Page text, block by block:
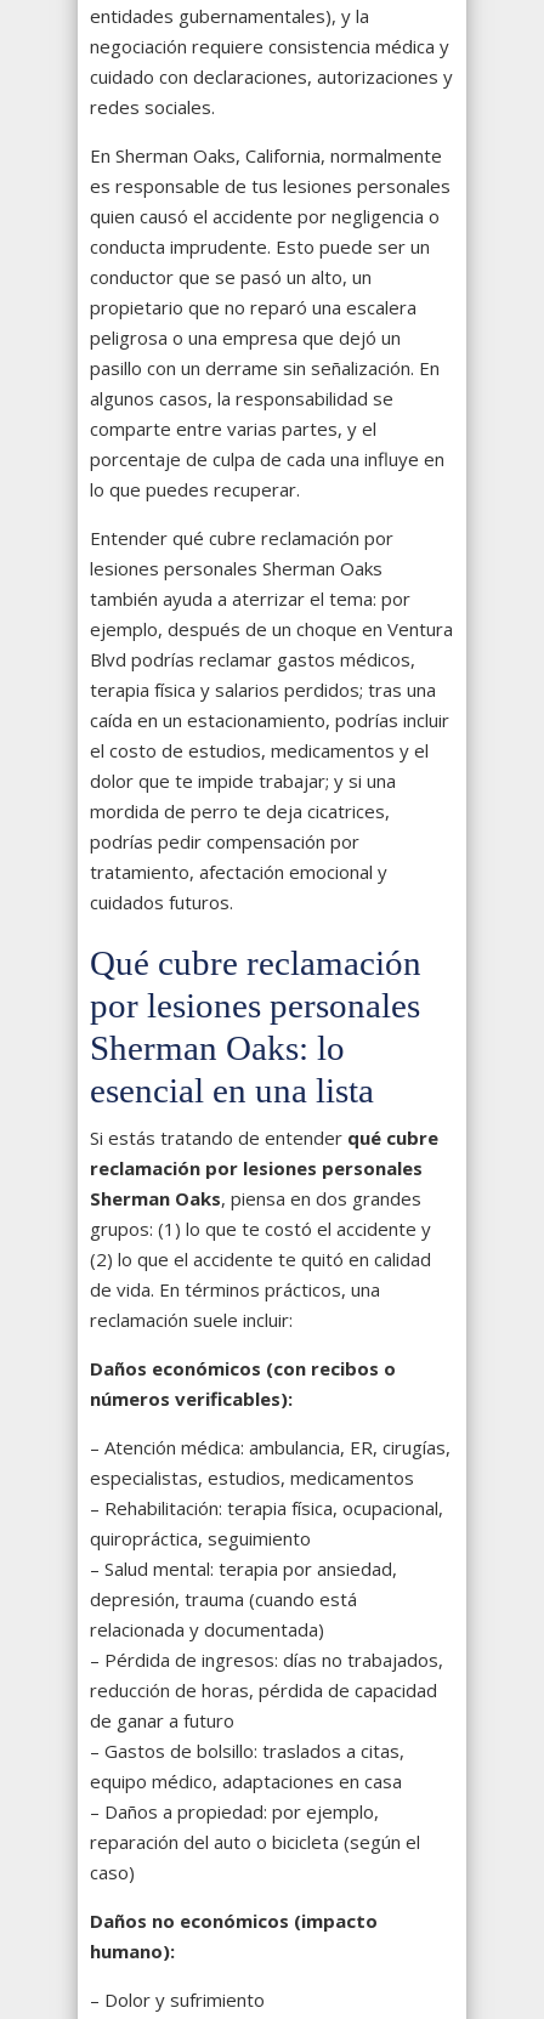
entidades gubernamentales), y la
negociación requiere consistencia médica y
cuidado con declaraciones, autorizaciones y
redes sociales.
En Sherman Oaks, California, normalmente
es responsable de tus lesiones personales
quien causó el accidente por negligencia o
conducta imprudente. Esto puede ser un
conductor que se pasó un alto, un
propietario que no reparó una escalera
peligrosa o una empresa que dejó un
pasillo con un derrame sin señalización. En
algunos casos, la responsabilidad se
comparte entre varias partes, y el
porcentaje de culpa de cada una influye en
lo que puedes recuperar.
Entender qué cubre reclamación por
lesiones personales Sherman Oaks
también ayuda a aterrizar el tema: por
ejemplo, después de un choque en Ventura
Blvd podrías reclamar gastos médicos,
terapia física y salarios perdidos; tras una
caída en un estacionamiento, podrías incluir
el costo de estudios, medicamentos y el
dolor que te impide trabajar; y si una
mordida de perro te deja cicatrices,
podrías pedir compensación por
tratamiento, afectación emocional y
cuidados futuros.
Qué cubre reclamación
por lesiones personales
Sherman Oaks: lo
esencial en una lista
Si estás tratando de entender qué cubre
reclamación por lesiones personales
Sherman Oaks, piensa en dos grandes
grupos: (1) lo que te costó el accidente y
(2) lo que el accidente te quitó en calidad
de vida. En términos prácticos, una
reclamación suele incluir:
Daños económicos (con recibos o
números verificables):
– Atención médica: ambulancia, ER, cirugías,
especialistas, estudios, medicamentos
– Rehabilitación: terapia física, ocupacional,
quiropráctica, seguimiento
– Salud mental: terapia por ansiedad,
depresión, trauma (cuando está
relacionada y documentada)
– Pérdida de ingresos: días no trabajados,
reducción de horas, pérdida de capacidad
de ganar a futuro
– Gastos de bolsillo: traslados a citas,
equipo médico, adaptaciones en casa
– Daños a propiedad: por ejemplo,
reparación del auto o bicicleta (según el
caso)
Daños no económicos (impacto
humano):
– Dolor y sufrimiento